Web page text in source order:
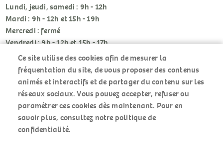
Lundi, jeudi, samedi : 9h - 12h
Mardi : 9h - 12h et 15h - 19h
Mercredi : fermé
Vendredi : 9h - 12h et 15h - 17h
RÉSEAUX
SOCIAUX
Ce site utilise des cookies afin de mesurer la
fréquentation du site, de vous proposer des contenus
animés et interactifs et de partager du contenu sur les
réseaux sociaux. Vous pouvez accepter, refuser ou
paramétrer ces cookies dès maintenant. Pour en
savoir plus, consultez notre politique de
confidentialité.